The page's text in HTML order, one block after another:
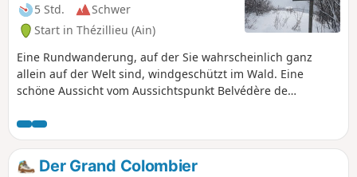
5 Std.
Schwer
Start in Thézillieu (Ain)
Eine Rundwanderung, auf der Sie wahrscheinlich ganz
allein auf der Welt sind, windgeschützt im Wald. Eine
schöne Aussicht vom Aussichtspunkt Belvédère de
technisch nicht anspruchsvoll, aber beachten Sie die Länge.
Es besteht die Möglichkeit, die Strecke leicht zu verkürzen
oder zu verlängern, da es zahlreiche Wege gibt.
Der Grand Colombier